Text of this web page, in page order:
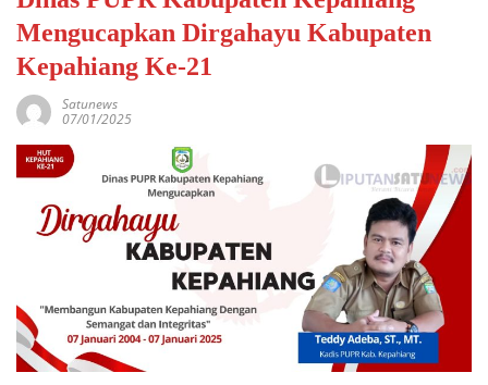
Mengucapkan Dirgahayu Kabupaten
Kepahiang Ke-21
Satunews
07/01/2025